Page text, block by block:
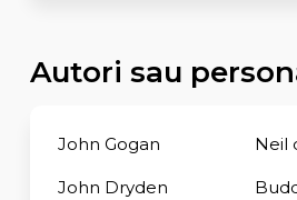
Autori sau
John Gogan Neil
John Dryden